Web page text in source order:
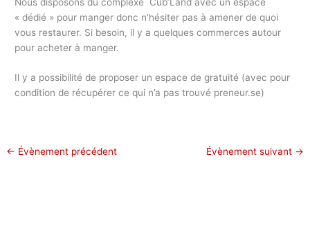
« dédié » pour manger donc n’hésiter pas à amener de quoi
vous restaurer. Si besoin, il y a quelques commerces autour
pour acheter à manger.
Il y a possibilité de proposer un espace de gratuité (avec pour
condition de récupérer ce qui n’a pas trouvé preneur.se)
← Évènement précédent Évènement suivant →